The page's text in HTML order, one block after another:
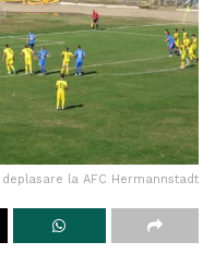
la AFC Hermannstadt